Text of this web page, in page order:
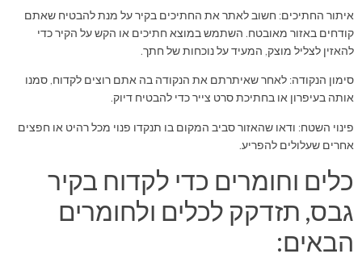
איתור החתיכים: חשוב לאתר את החתיכים בקיר על מנת להבטיח שאתם
קודחים באזור מאובטח. השתמש במוצא חתיכים או הקש על הקיר כדי
להאזין לצליל מוצק, המעיד על נוכחות של חתך.
סימון הנקודה: לאחר שאיתרתם את הנקודה בה אתם רוצים לקדוח, סמנו
אותה בעיפרון או בחתיכת סרט צייר כדי להבטיח דיוק.
פינוי השטח: ודאו שהאזור סביב המקום בו תנקדו פנוי מכל רהיט או חפצים
אחרים שעלולים להפריע.
כלים וחומרים כדי לקדוח בקיר
גבס, תזדקק לכלים ולחומרים
הבאים: